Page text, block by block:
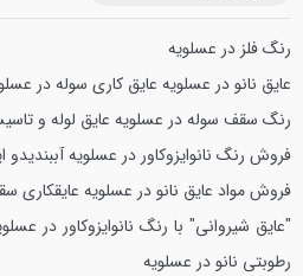
رنگ فلز در عسلویه
عایق نانو در عسلویه عایق کاری سوله در
رنگ سقف سوله در عسلویه عایق لوله و
فروش رنگ نانوایزوکاور در عسلویه
فروش مواد عایق نانو در عسلویه عایقکاری
"عایق شیروانی" با رنگ نانوایزوکاور در
رطوبتی نانو در عسلویه